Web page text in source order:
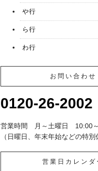
や行
ら行
わ行
お問い合わせ
0120-26-2002
営業時間 月～土曜日 10:00
（日曜日、年末年始などの特別
営業日カレンダ